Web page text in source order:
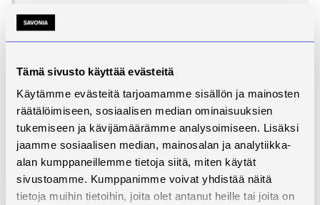
Tämä sivusto käyttää evästeitä
Käytämme evästeitä tarjoamamme sisällön ja mainosten
räätälöimiseen, sosiaalisen median ominaisuuksien
tukemiseen ja kävijämäärämme analysoimiseen. Lisäksi
jaamme sosiaalisen median, mainosalan ja analytiikka-
alan kumppaneillemme tietoja siitä, miten käytät
sivustoamme. Kumppanimme voivat yhdistää näitä
tietoja muihin tietoihin, joita olet antanut heille tai joita on
Nuoren lainaus kyselystämme.
Syrjäseuduilla asuu myös erityisnuoria,